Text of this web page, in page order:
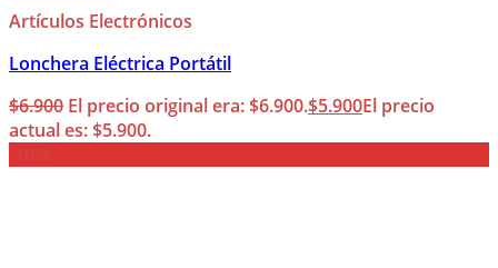
Artículos Electrónicos
Lonchera Eléctrica Portátil
$6.900 El precio original era: $6.900.$5.900El precio
actual es: $5.900.